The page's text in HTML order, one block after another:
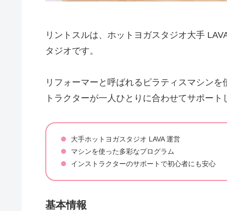
リントスルは、ホットヨガスタジオ大手
タジオです。
リフォーマーと呼ばれるピラティスマシン
トラクターが一人ひとりに合わせてサポート
大手ホットヨガスタジオ LAVA 運営
マシンを使った多彩なプログラム
インストラクターのサポートで初心者にも安心
基本情報